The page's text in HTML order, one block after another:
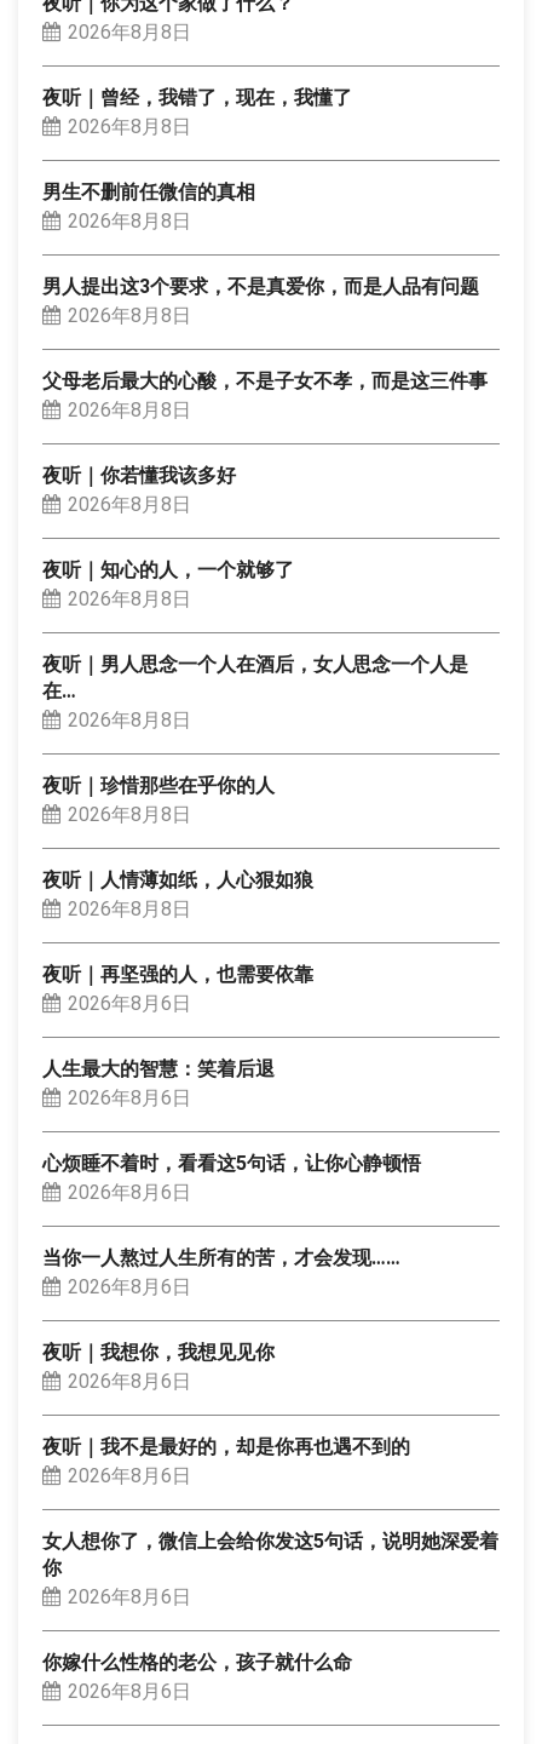
2026年8月8日
夜听｜曾经，我错了，现在，我懂了
2026年8月8日
男生不删前任微信的真相
2026年8月8日
男人提出这3个要求，不是真爱你，而是人品有问题
2026年8月8日
父母老后最大的心酸，不是子女不孝，而是这三件事
2026年8月8日
夜听｜你若懂我该多好
2026年8月8日
夜听｜知心的人，一个就够了
2026年8月8日
夜听｜男人思念一个人在酒后，女人思念一个人是
在…
2026年8月8日
夜听｜珍惜那些在乎你的人
2026年8月8日
夜听｜人情薄如纸，人心狠如狼
2026年8月8日
夜听｜再坚强的人，也需要依靠
2026年8月6日
人生最大的智慧：笑着后退
2026年8月6日
心烦睡不着时，看看这5句话，让你心静顿悟
2026年8月6日
当你一人熬过人生所有的苦，才会发现……
2026年8月6日
夜听｜我想你，我想见见你
2026年8月6日
夜听｜我不是最好的，却是你再也遇不到的
2026年8月6日
女人想你了，微信上会给你发这5句话，说明她深爱着
你
2026年8月6日
你嫁什么性格的老公，孩子就什么命
2026年8月6日